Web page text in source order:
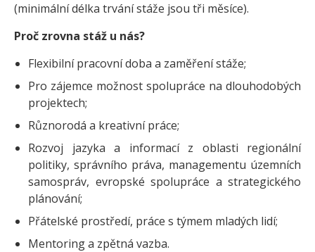
(minimální délka trvání stáže jsou tři měsíce).
Proč zrovna stáž u nás?
Flexibilní pracovní doba a zaměření stáže;
Pro zájemce možnost spolupráce na dlouhodobých
projektech;
Různorodá a kreativní práce;
Rozvoj jazyka a informací z oblasti regionální
politiky, správního práva, managementu územních
samospráv, evropské spolupráce a strategického
plánování;
Přátelské prostředí, práce s týmem mladých lidí;
Mentoring a zpětná vazba.